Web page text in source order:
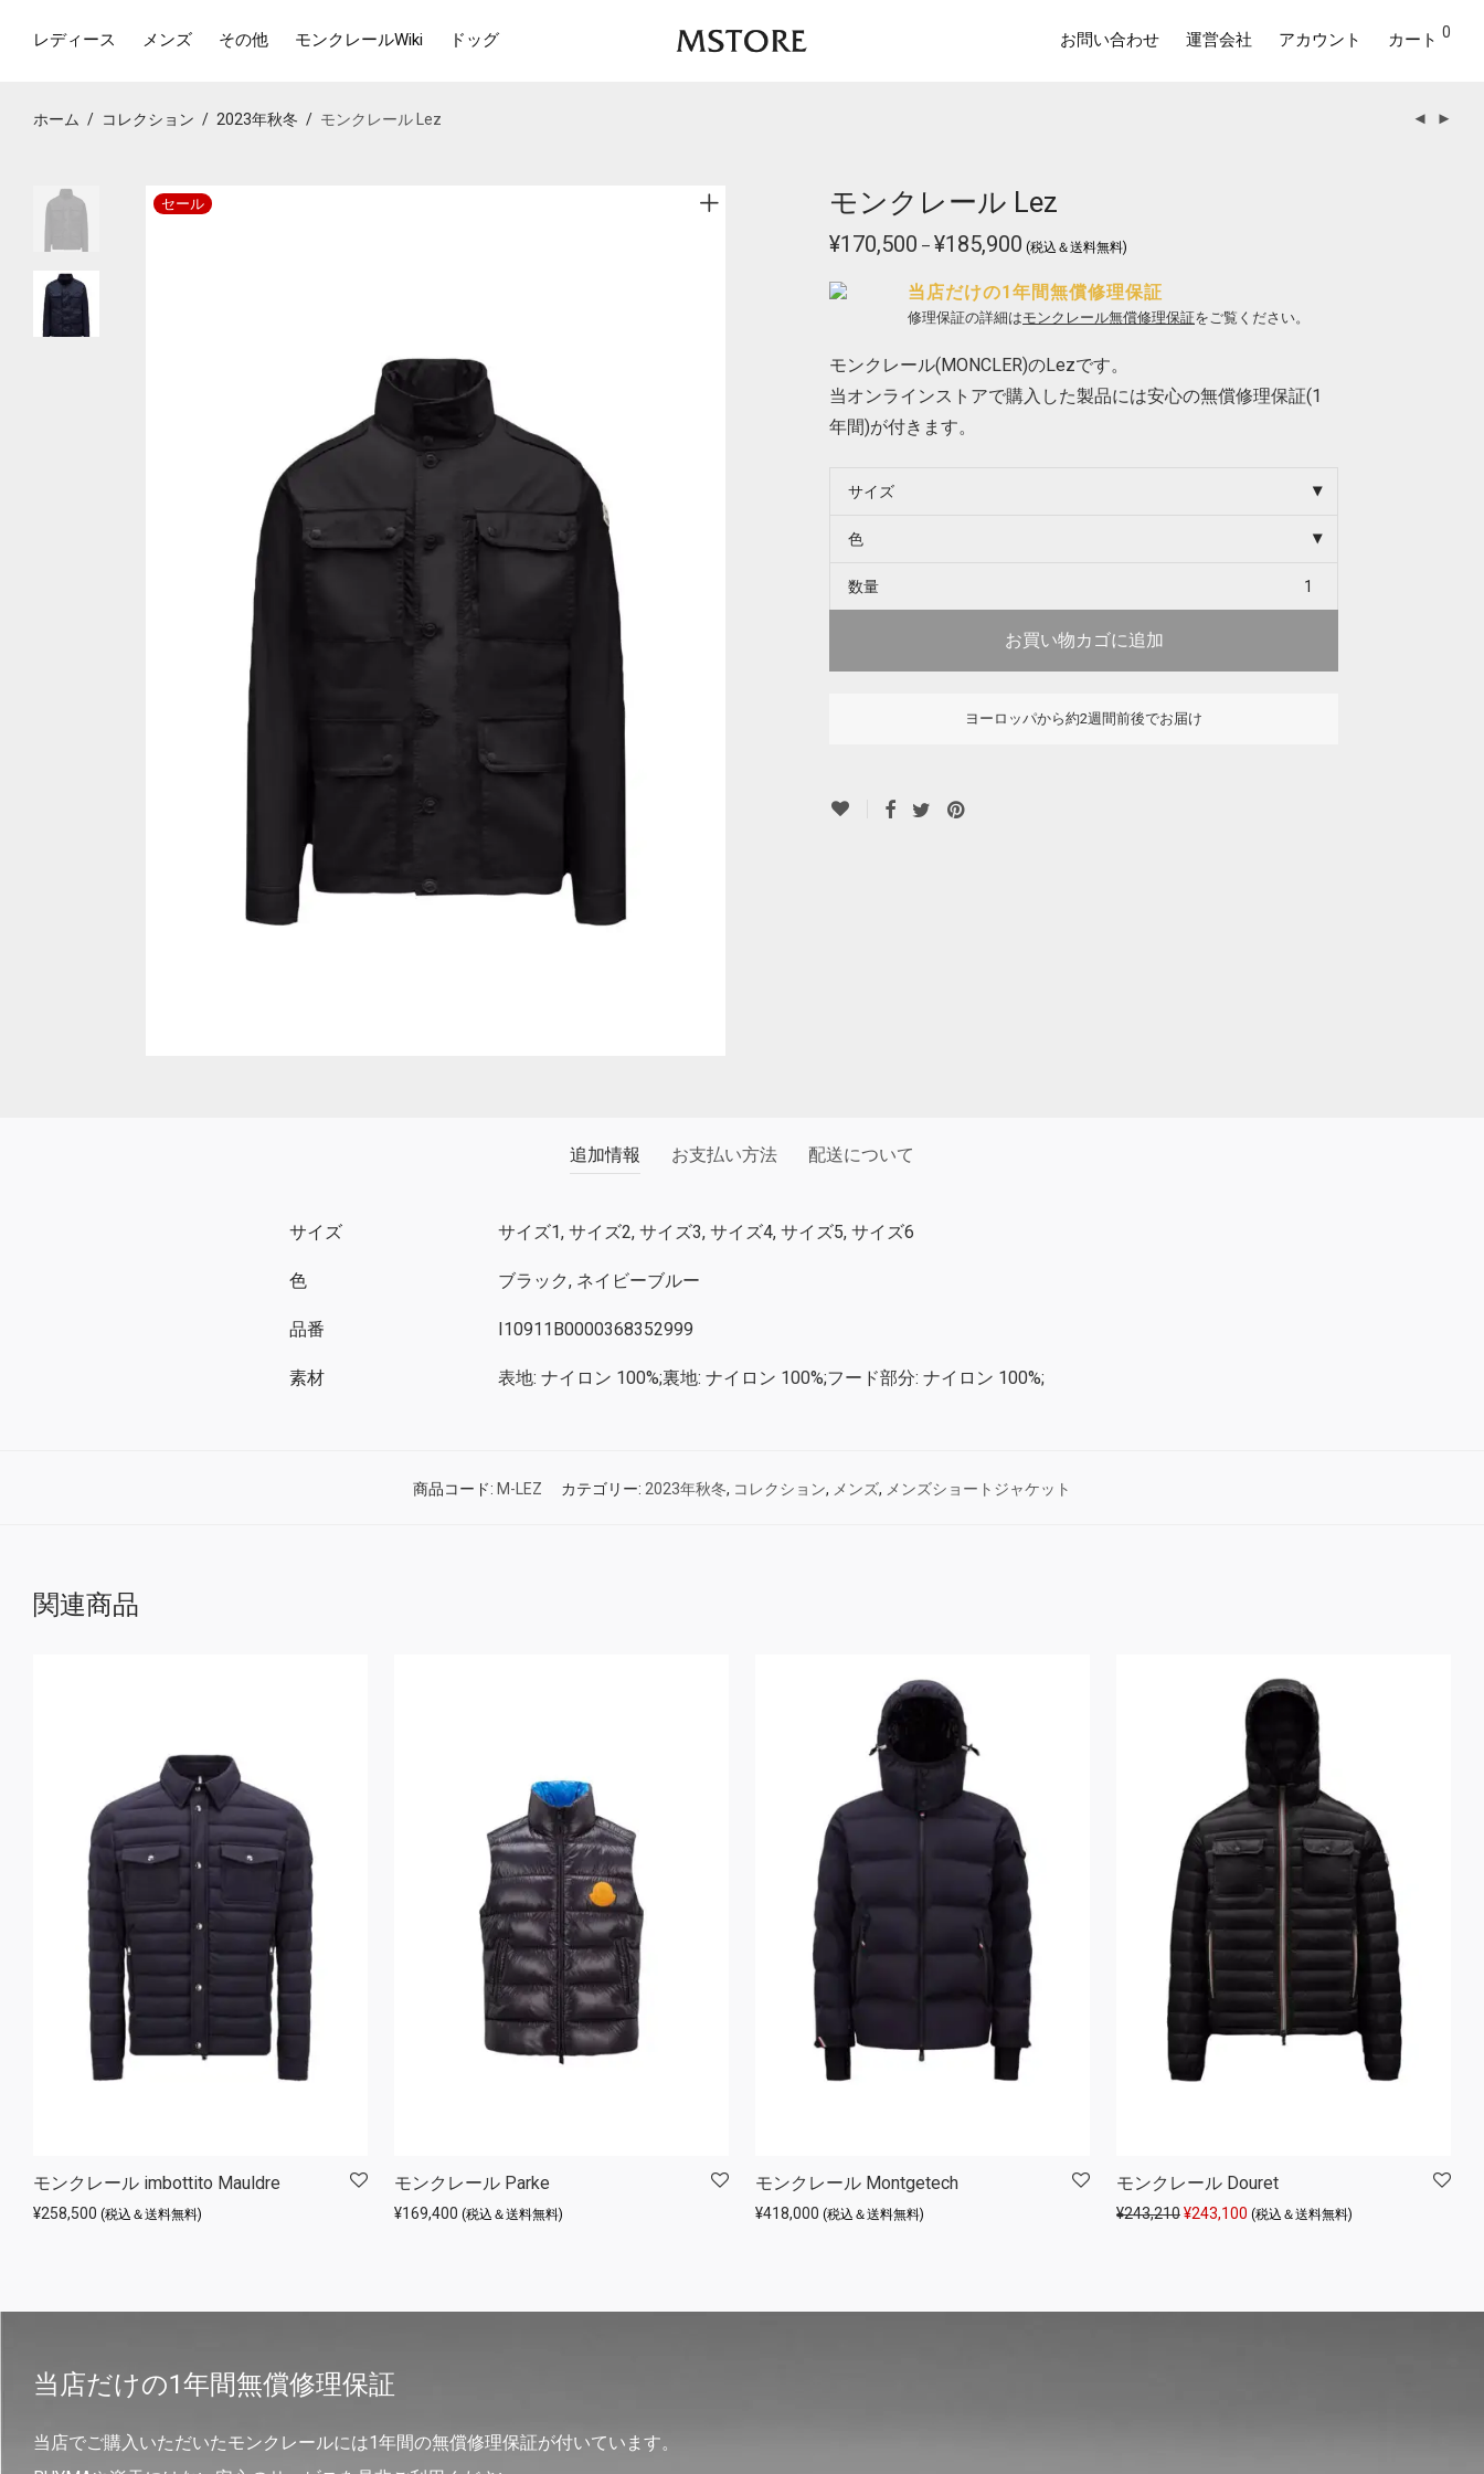
レディース メンズ その他 モンクレールWiki ドッグ お問い合わせ 運営会社 アカウント カート 0
ホーム / コレクション / 2023年秋冬 / モンクレール Lez
セール モンクレール Lez
¥170,500 – ¥185,900 価
格
¥170,500
–
¥185,900
(税込＆送料無料)
当店だけの1年間無償修理保証
修理保証の詳細はモンクレール無償修理保証をご覧ください。
モンクレール(MONCLER)のLezです。
当オンラインストアで購入した製品には安心の無償修理保証(1
年間)が付きます。
サイズ
色
数量
お買い物カゴに追加
ヨーロッパから約2週間前後でお届け
追加情報 お支払い方法 配送について
サイズ サイズ1, サイズ2, サイズ3, サイズ4, サイズ5, サイズ6
色 ブラック, ネイビーブルー
品番 I10911B0000368352999
素材 表地: ナイロン 100%;裏地: ナイロン 100%;フード部分: ナイロン 100%;
商品コード: M-LEZ カテゴリー: 2023年秋冬, コレクション, メンズ, メンズショートジャケット
関連商品
モンクレール imbottito Mauldre
¥258,500 (税込＆送料無料)
モンクレール Parke
¥169,400 (税込＆送料無料)
モンクレール Montgetech
¥418,000 (税込＆送料無料)
モンクレール Douret
¥243,210元の価格は ¥243,210 でした。
¥243,100 現在の価格は ¥243,100 です。
(税込＆送料無料)
当店だけの1年間無償修理保証
当店でご購入いただいたモンクレールには1年間の無償修理保証が付いています。